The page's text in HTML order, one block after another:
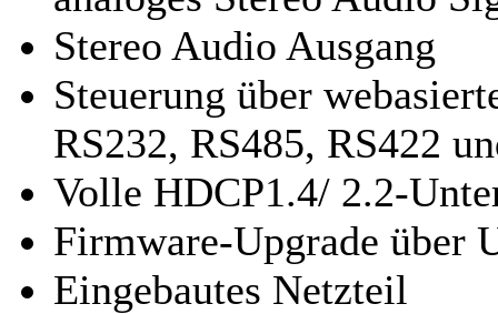
Stereo Audio Ausgang
Steuerung über
RS232, RS485, RS422
Volle HDCP1.4/ 2.2-
Firmware-Upgrade über
Eingebautes Netzteil